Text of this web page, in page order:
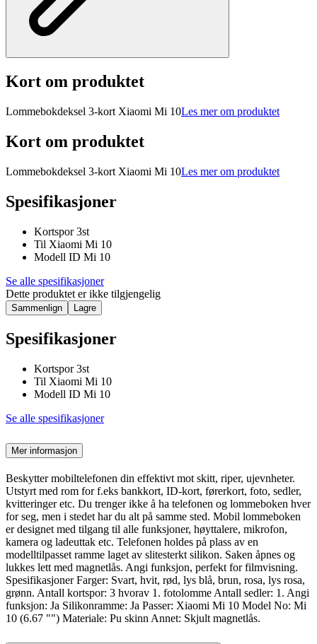
Kort om produktet
Lommebokdeksel 3-kort Xiaomi Mi 10Les mer om produktet
Kort om produktet
Lommebokdeksel 3-kort Xiaomi Mi 10Les mer om produktet
Spesifikasjoner
Kortspor 3st
Til Xiaomi Mi 10
Modell ID Mi 10
Se alle spesifikasjoner
Dette produktet er ikke tilgjengelig
Sammenlign Lagre
Spesifikasjoner
Kortspor 3st
Til Xiaomi Mi 10
Modell ID Mi 10
Se alle spesifikasjoner
Mer informasjon
Beskytter mobiltelefonen din effektivt mot skitt, riper, ujevnheter.
Utstyrt med rom for f.eks bankkort, ID-kort, førerkort, foto, sedler,
kvitteringer etc. Du trenger ikke å ha telefonen og lommeboken hver
for seg, men i stedet har du alt på samme sted. Mobil lommeboken
er designet med tilgang til alle funksjoner, høyttalere, mikrofon,
kamera og ladeuttak etc. Telefonen holdes på plass av en
modelltilpasset ramme laget av slitesterkt silikon. Saken åpnes og
lukkes lett med magnetlås. Angi funksjon, perfekt for filmvisning.
Spesifikasjoner Farger: Svart, hvit, rød, lys blå, brun, rosa, lys rosa,
grønn. Antall kortspor: 3 hvorav 1. fotolomme Antall sedler: 1. Angi
funksjon: Ja Silikonramme: Ja Passer: Xiaomi Mi 10 Model No: Mi
10 (6.67 "") Materiale: Pu skinn Annet: Skjult magnetlås.